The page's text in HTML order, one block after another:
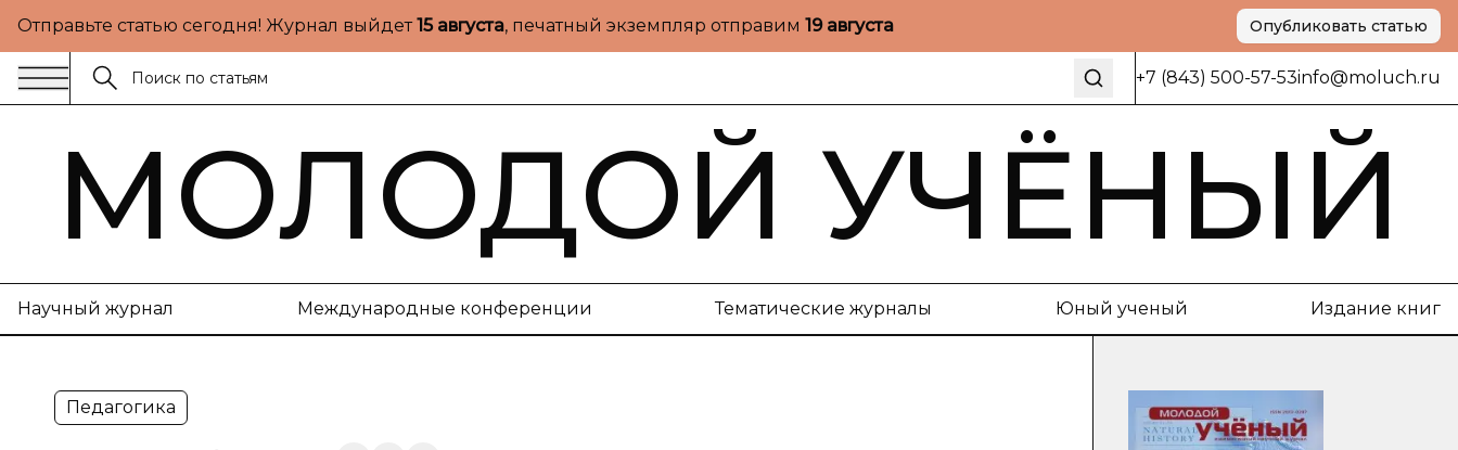
Отправьте статью сегодня! Журнал выйдет15 августа, печатный экземпляр отправим 19 августа Опубликовать статью
+7 (843) 500-57-53info@moluch.ru
МОЛОДОЙ УЧЁНЫЙ
Научный журнал Международные конференции Тематические журналы Юный ученый Издание книг
Педагогика